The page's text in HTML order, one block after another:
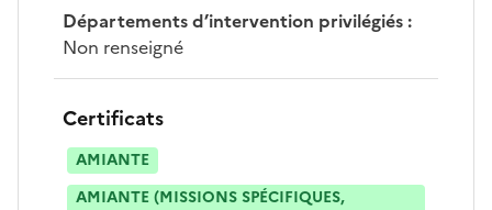
Départements d’intervention privilégiés:
Non renseigné
Certificats
AMIANTE
AMIANTE (MISSIONS SPÉCIFIQUES,